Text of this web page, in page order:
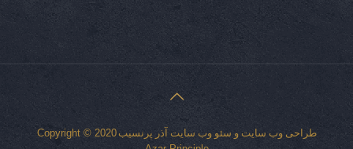
طراحی وب سایت و سئو وب سایت آذر پرنسیب Copyright © 2020